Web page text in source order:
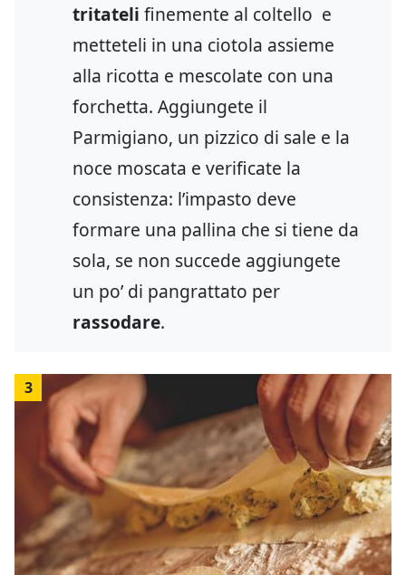
tritateli finemente al coltello e
metteteli in una ciotola assieme
alla ricotta e mescolate con una
forchetta. Aggiungete il
Parmigiano, un pizzico di sale e la
noce moscata e verificate la
consistenza: l’impasto deve
formare una pallina che si tiene da
sola, se non succede aggiungete
un po’ di pangrattato per
rassodare.
3